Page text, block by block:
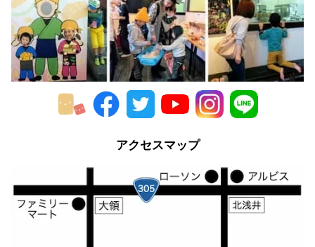
アクセスマップ